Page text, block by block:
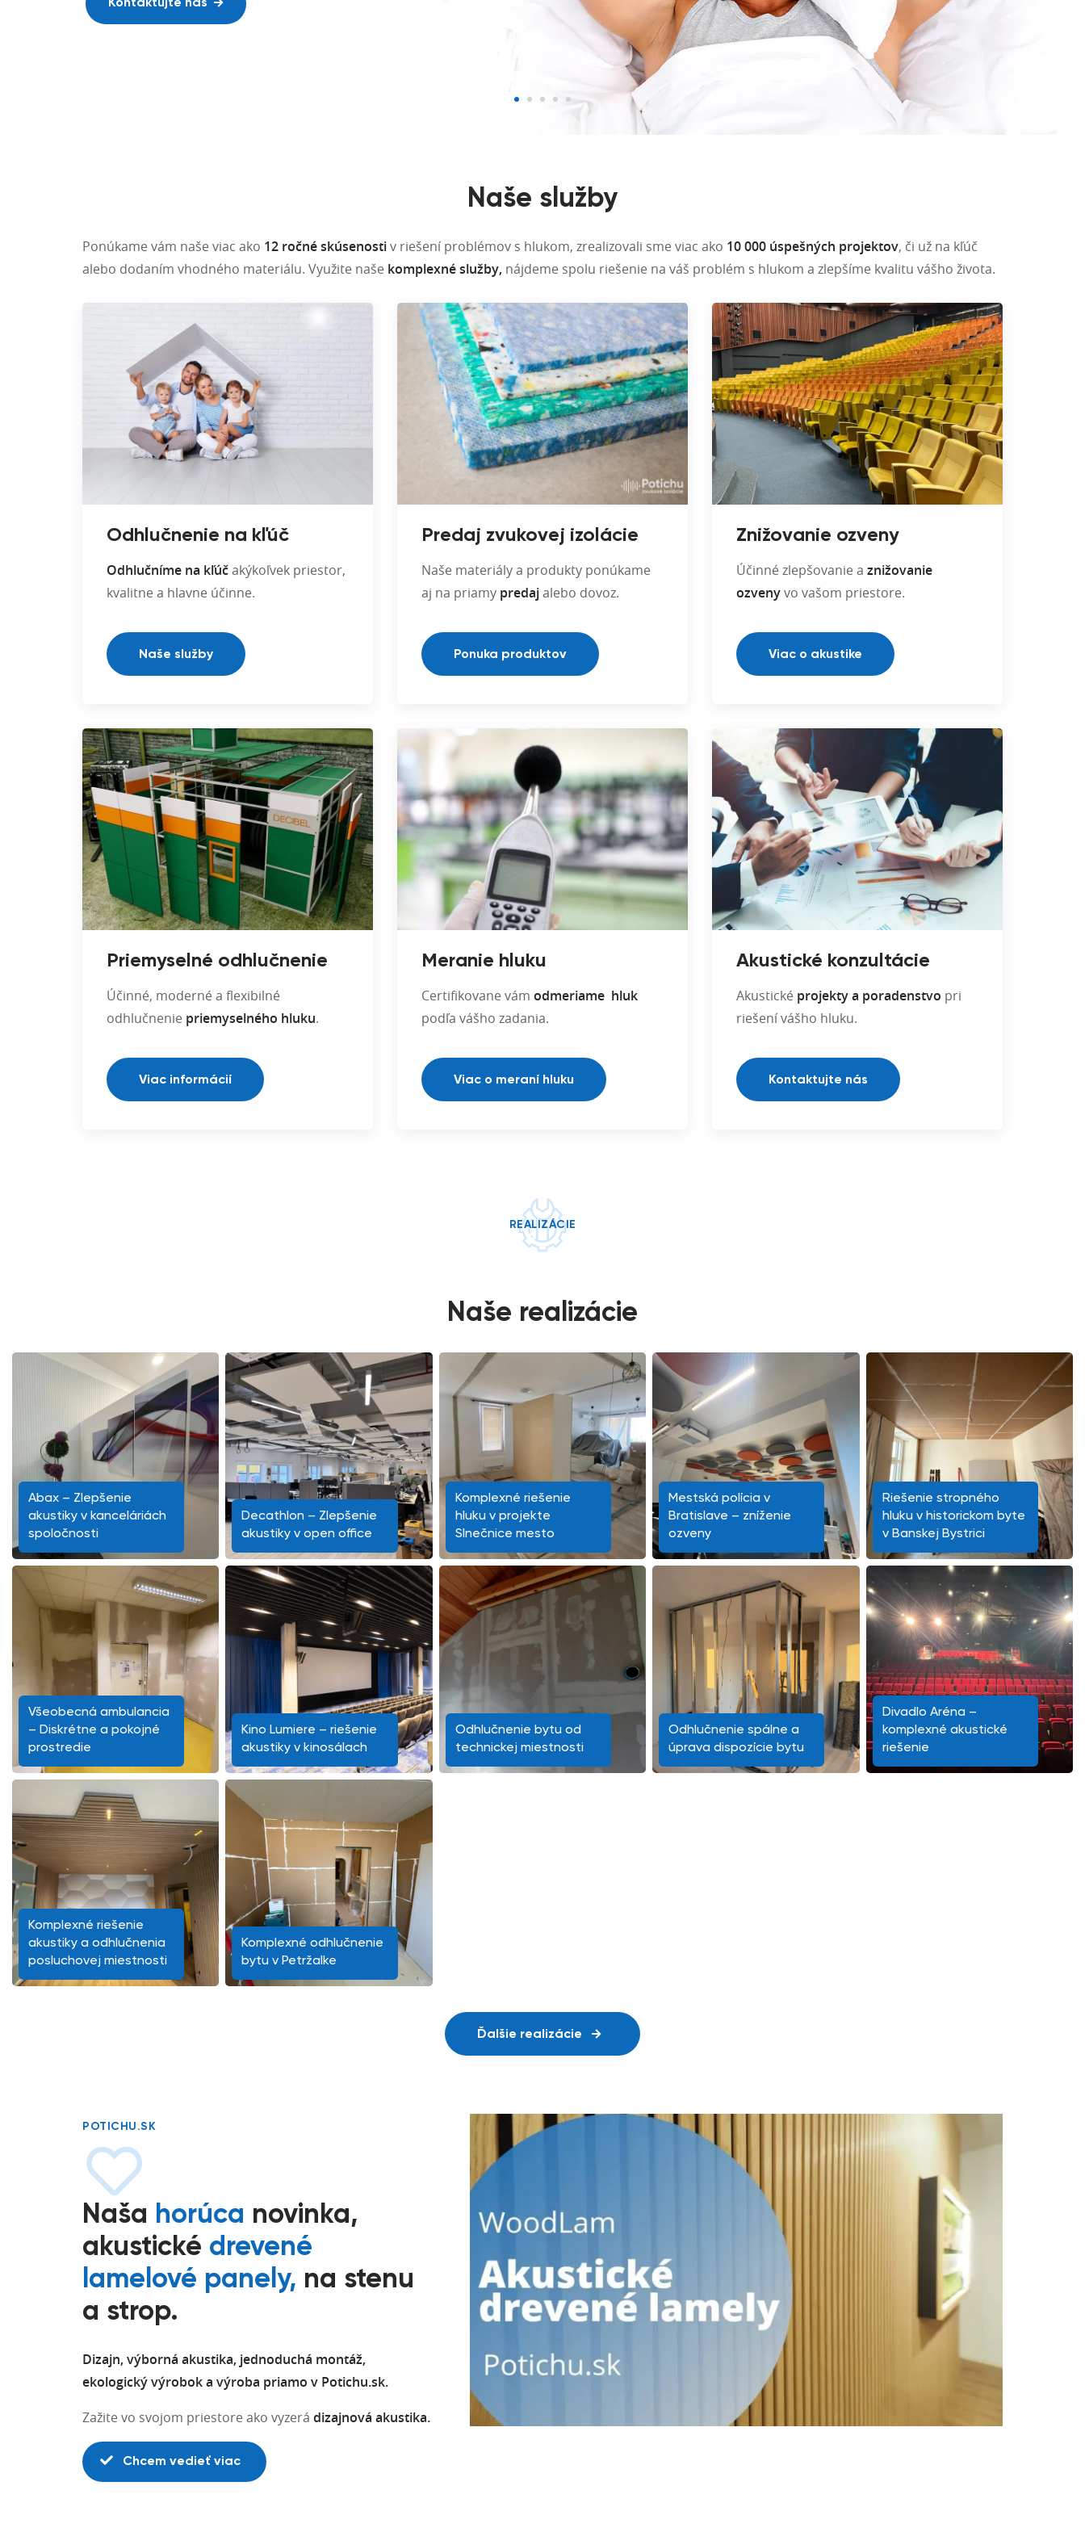
Kontaktujte nás
Realizácie po celom Slovensku,
Rakúsku aj v Českej republike.
Náš showroom
Skvelá kročajová izolácia
Naše služby
Ponúkame vám naše viac ako 12 ročné skúsenostiv riešení problémov s hlukom, zrealizovali sme viac ako 10 000 úspešných projektov, či už na kľúč
alebo dodaním vhodného materiálu. Využite naše komplexné služby, nájdeme spolu riešenie na váš problém s hlukom a zlepšíme kvalitu vášho života.
Odhlučnenie na kľúč
Odhlučníme na kľúčakýkoľvek priestor,
kvalitne a hlavne účinne.
Naše služby
Predaj zvukovej izolácie
Naše materiály a produkty ponúkame
aj na priamy predajalebo dovoz.
Ponuka produktov
Znižovanie ozveny
Účinné zlepšovanie a znižovanie
ozvenyvo vašom priestore.
Viac o akustike
Priemyselné odhlučnenie
Účinné, moderné a flexibilné
odhlučnenie priemyselného hluku.
Viac informácií
Meranie hluku
Certifikovane vám odmeriame hluk
podľa vášho zadania.
Viac o meraní hluku
Akustické konzultácie
Akustické projekty a poradenstvo pri
riešení vášho hluku.
Kontaktujte nás
REALIZÁCIE
Naše realizácie
Abax – Zlepšenie
akustiky v kanceláriách
spoločnosti
Decathlon – Zlepšenie
akustiky v open office
Komplexné riešenie
hluku v projekte
Slnečnice mesto
Mestská polícia v
Bratislave – zníženie
ozveny
Riešenie stropného
hluku v historickom byte
v Banskej Bystrici
Všeobecná ambulancia
– Diskrétne a pokojné
prostredie
Kino Lumiere – riešenie
akustiky v kinosálach
Odhlučnenie bytu od
technickej miestnosti
Odhlučnenie spálne a
úprava dispozície bytu
Divadlo Aréna –
komplexné akustické
riešenie
Komplexné riešenie
akustiky a odhlučnenia
posluchovej miestnosti
Komplexné odhlučnenie
bytu v Petržalke
Ďalšie realizácie
POTICHU.SK
Naša horúca novinka,
akustické drevené
lamelové panely, na stenu
a strop.
Dizajn, výborná akustika, jednoduchá montáž,
ekologický výrobok a výroba priamo v Potichu.sk.
Zažite vo svojom priestore ako vyzerá dizajnová akustika.
Chcem vedieť viac